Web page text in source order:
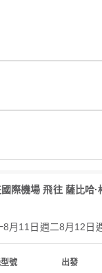
際機場 飛往 薩比哈
8月11日週二8月12日
號 出發